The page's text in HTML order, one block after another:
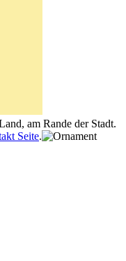
am Rande der Stadt.
Seite.